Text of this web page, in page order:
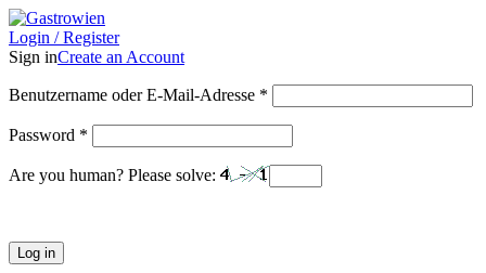
Login / Register
Sign inCreate an Account
Benutzername oder E-Mail-Adresse *
Password *
Are you human? Please solve:
Log in